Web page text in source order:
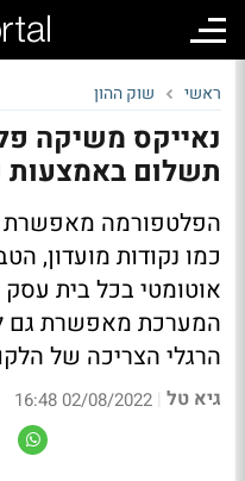
ראשי שוק ההון
נאייקס משיקה
תשלום באמצעות
הפלטפורמה מאפשרת
כמו נקודות מועדון,
אוטומטי בכל בית
המערכת מאפשרת גם
הרגלי הצריכה של
גיא טל |
02/08/2022 16:48